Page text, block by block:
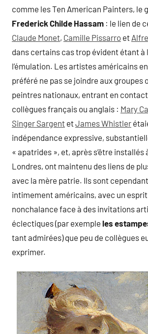
comme les Ten American Painters, le
Frederick Childe Hassam : le lien de
Claude Monet, Camille Pissarro et
dans certains cas trop évident étant à
l’émulation. Les artistes américains
préféré ne pas se joindre aux groupes
peintres nationaux, entrant en
collègues français ou anglais : Mary
Singer Sargent etJames Whistler
indépendance expressive,
« apatrides », et, après s’être installés
Londres, ont maintenu des liens de
avec la mère patrie. Ils sont
intimement américains, avec un
nonchalance face à des invitations
éclectiques (par exemple les
tant admirées) que peu de collègues
exprimer.